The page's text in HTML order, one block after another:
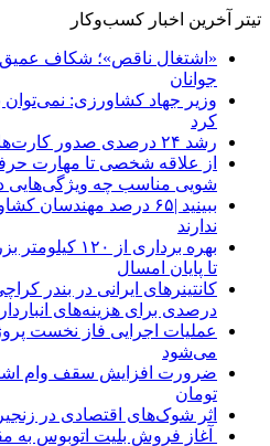
تیتر آخرین اخبار کسب‌وکار
«اشتغال ناقص»؛ شکاف
جوانان
وزیر جهاد کشاورزی:
کرد
رشد ۲۴ درصدی صدور کارت‌های بازرگانی در گرگان
از علاقه شخصی تا مهارت
شویی مناسب چه ویژگی‌هایی
ببینید |۶۵ درصد
ندارند
بهره برداری
تا پایان امسال
درصدی برای هزینه‌های
عملیات اجرایی فاز نخست
می‌شود
تومان
اثر شوک‌های اقتصادی در زنجیره مرغ تا ۲۲
آغاز فروش بلیت اتوبوس به